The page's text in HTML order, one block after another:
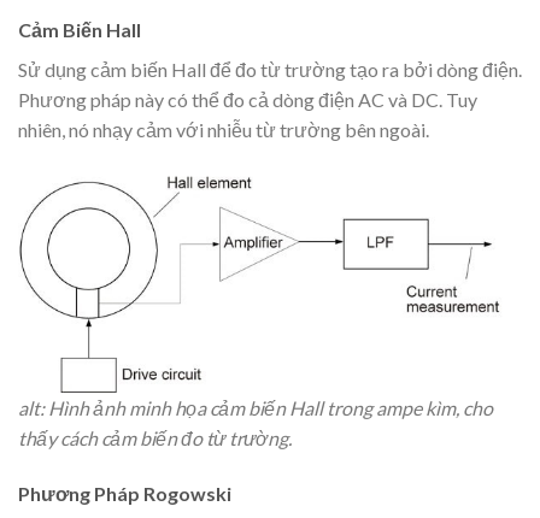
Cảm Biến Hall
Sử dụng cảm biến Hall để đo từ trường tạo ra bởi dòng điện.
Phương pháp này có thể đo cả dòng điện AC và DC. Tuy
nhiên, nó nhạy cảm với nhiễu từ trường bên ngoài.
alt: Hình ảnh minh họa cảm biến Hall trong ampe kìm, cho
thấy cách cảm biến đo từ trường.
Phương Pháp Rogowski